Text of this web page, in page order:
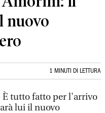
nuovo
1 MINUTI DI LETTURA
È tutto fatto per l'arrivo
lui il nuovo